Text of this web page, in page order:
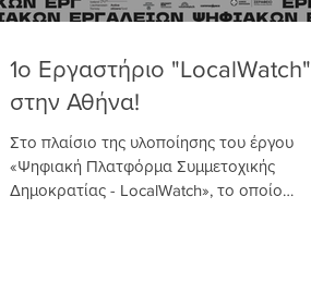
1ο Εργαστήριο "LocalWatch"
στην Αθήνα!
Στο πλαίσιο της υλοποίησης του έργου
«Ψηφιακή Πλατφόρμα Συμμετοχικής
Δημοκρατίας - LocalWatch», το οποίο